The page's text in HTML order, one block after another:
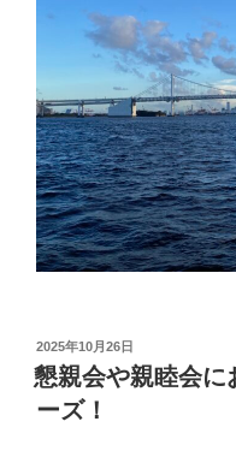
投
稿
日:
2025年10月26日
懇親会や親睦会に
ーズ！